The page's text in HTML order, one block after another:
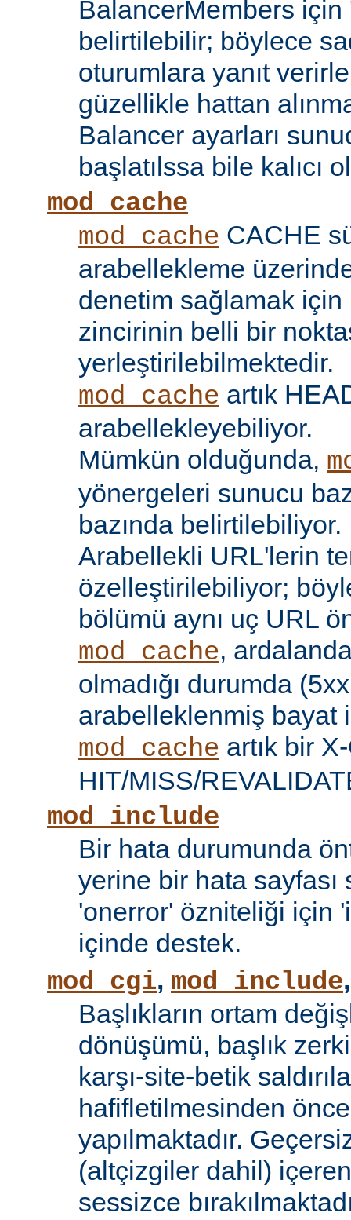
BalancerMembers
belirtilebilir; böylece
oturumlara yanıt
güzellikle hattan
Balancer ayarları
başlatılssa bile kalıcı
mod_cache
mod_cache CACHE
arabellekleme
denetim sağlamak
zincirinin belli bir
yerleştirilebilmektedir.
mod_cache artık
arabellekleyebiliyor.
Mümkün olduğunda,
yönergeleri sunucu
bazında belirtilebiliyor.
Arabellekli URL'lerin
özelleştirilebiliyor;
bölümü aynı uç URL
mod_cache,
olmadığı durumda
arabelleklenmiş bayat
mod_cache artık bir
HIT/MISS/
mod_include
Bir hata durumunda
yerine bir hata sayfası
'onerror' özniteliği için
içinde destek.
mod_cgi, mod_include
Başlıkların ortam
dönüşümü, başlık
karşı-site-betik
hafifletilmesinden
yapılmaktadır.
(altçizgiler dahil)
sessizce